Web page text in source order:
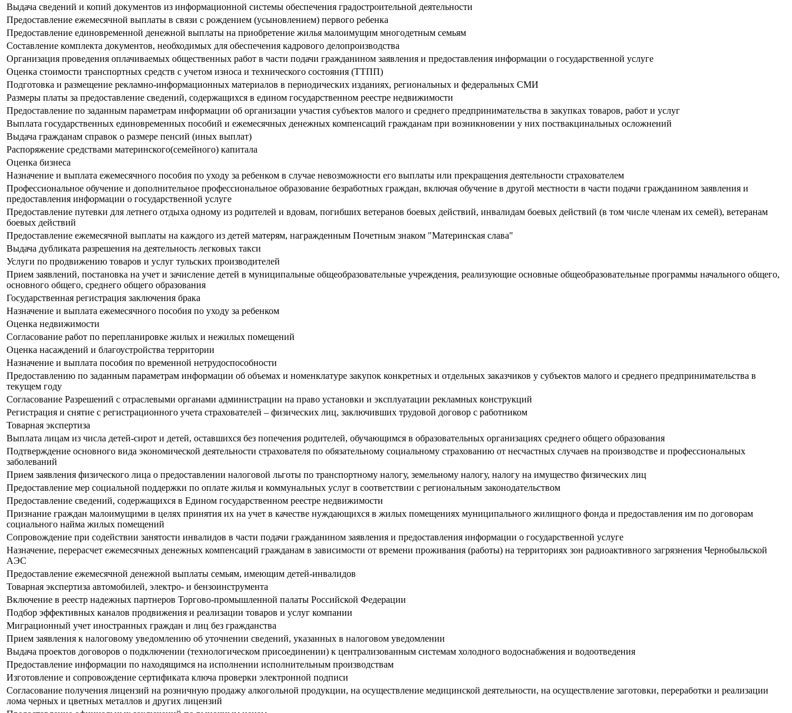
Выдача сведений и копий документов из информационной системы обеспечения градостроительной деятельности
Предоставление ежемесячной выплаты в связи с рождением (усыновлением) первого ребенка
Предоставление единовременной денежной выплаты на приобретение жилья малоимущим многодетным семьям
Составление комплекта документов, необходимых для обеспечения кадрового делопроизводства
Организация проведения оплачиваемых общественных работ в части подачи гражданином заявления и предоставления информации о государственной услуге
Оценка стоимости транспортных средств с учетом износа и технического состояния (ТТПП)
Подготовка и размещение рекламно-информационных материалов в периодических изданиях, региональных и федеральных СМИ
Размеры платы за предоставление сведений, содержащихся в едином государственном реестре недвижимости
Предоставление по заданным параметрам информации об организации участия субъектов малого и среднего предпринимательства в закупках товаров, работ и услуг
Выплата государственных единовременных пособий и ежемесячных денежных компенсаций гражданам при возникновении у них поствакцинальных осложнений
Выдача гражданам справок о размере пенсий (иных выплат)
Распоряжение средствами материнского(семейного) капитала
Оценка бизнеса
Назначение и выплата ежемесячного пособия по уходу за ребенком в случае невозможности его выплаты или прекращения деятельности страхователем
Профессиональное обучение и дополнительное профессиональное образование безработных граждан, включая обучение в другой местности в части подачи гражданином заявления и
предоставления информации о государственной услуге
Предоставление путевки для летнего отдыха одному из родителей и вдовам, погибших ветеранов боевых действий, инвалидам боевых действий (в том числе членам их семей), ветеранам
боевых действий
Предоставление ежемесячной выплаты на каждого из детей матерям, награжденным Почетным знаком "Материнская слава"
Выдача дубликата разрешения на деятельность легковых такси
Услуги по продвижению товаров и услуг тульских производителей
Прием заявлений, постановка на учет и зачисление детей в муниципальные общеобразовательные учреждения, реализующие основные общеобразовательные программы начального общего,
основного общего, среднего общего образования
Государственная регистрация заключения брака
Назначение и выплата ежемесячного пособия по уходу за ребенком
Оценка недвижимости
Согласование работ по перепланировке жилых и нежилых помещений
Оценка насаждений и благоустройства территории
Назначение и выплата пособия по временной нетрудоспособности
Предоставлению по заданным параметрам информации об объемах и номенклатуре закупок конкретных и отдельных заказчиков у субъектов малого и среднего предпринимательства в
текущем году
Согласование Разрешений с отраслевыми органами администрации на право установки и эксплуатации рекламных конструкций
Регистрация и снятие с регистрационного учета страхователей – физических лиц, заключивших трудовой договор с работником
Товарная экспертиза
Выплата лицам из числа детей-сирот и детей, оставшихся без попечения родителей, обучающимся в образовательных организациях среднего общего образования
Подтверждение основного вида экономической деятельности страхователя по обязательному социальному страхованию от несчастных случаев на производстве и профессиональных
заболеваний
Прием заявления физического лица о предоставлении налоговой льготы по транспортному налогу, земельному налогу, налогу на имущество физических лиц
Предоставление мер социальной поддержки по оплате жилья и коммунальных услуг в соответствии с региональным законодательством
Предоставление сведений, содержащихся в Едином государственном реестре недвижимости
Признание граждан малоимущими в целях принятия их на учет в качестве нуждающихся в жилых помещениях муниципального жилищного фонда и предоставления им по договорам
социального найма жилых помещений
Сопровождение при содействии занятости инвалидов в части подачи гражданином заявления и предоставления информации о государственной услуге
Назначение, перерасчет ежемесячных денежных компенсаций гражданам в зависимости от времени проживания (работы) на территориях зон радиоактивного загрязнения Чернобыльской
АЭС
Предоставление ежемесячной денежной выплаты семьям, имеющим детей-инвалидов
Товарная экспертиза автомобилей, электро- и бензоинструмента
Включение в реестр надежных партнеров Торгово-промышленной палаты Российской Федерации
Подбор эффективных каналов продвижения и реализации товаров и услуг компании
Миграционный учет иностранных граждан и лиц без гражданства
Прием заявления к налоговому уведомлению об уточнении сведений, указанных в налоговом уведомлении
Выдача проектов договоров о подключении (технологическом присоединении) к централизованным системам холодного водоснабжения и водоотведения
Предоставление информации по находящимся на исполнении исполнительным производствам
Изготовление и сопровождение сертификата ключа проверки электронной подписи
Согласование получения лицензий на розничную продажу алкогольной продукции, на осуществление медицинской деятельности, на осуществление заготовки, переработки и реализации
лома черных и цветных металлов и других лицензий